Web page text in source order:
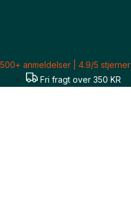
500+ anmeldelser | 4.9/5 stjerner
Fri fragt over 350 KR